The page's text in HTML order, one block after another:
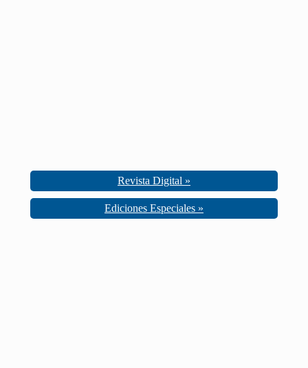
Revista Digital »
Ediciones Especiales »